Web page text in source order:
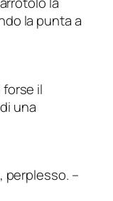
la punta a
forse il
una
perplesso. –